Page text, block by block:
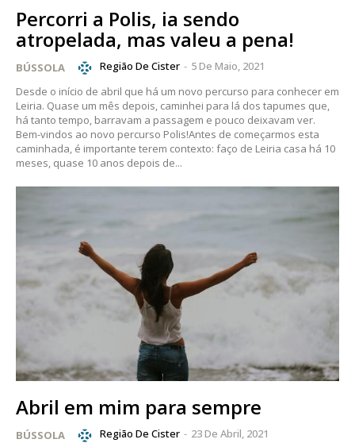
Percorri a Polis, ia sendo
atropelada, mas valeu a pena!
BÚSSOLA Região De Cister - 5 De Maio, 2021
Desde o início de abril que há um novo percurso para conhecer em
Leiria. Quase um mês depois, caminhei para lá dos tapumes que,
há tanto tempo, barravam a passagem e pouco deixavam ver.
Bem-vindos ao novo percurso Polis!Antes de começarmos esta
caminhada, é importante terem contexto: faço de Leiria casa há 10
meses, quase 10 anos depois de...
Abril em mim para sempre
BÚSSOLA Região De Cister - 23 De Abril, 2021